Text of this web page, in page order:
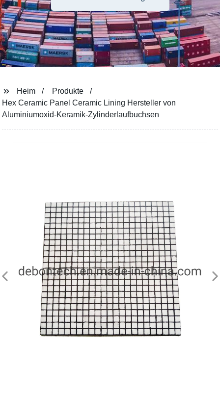
Heim
Produkte
Hex Ceramic Panel Ceramic Lining Hersteller von
Aluminiumoxid-Keramik-Zylinderlaufbuchsen